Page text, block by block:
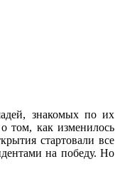
знакомых по их
том, как изменилось
стартовали все
на победу. Но